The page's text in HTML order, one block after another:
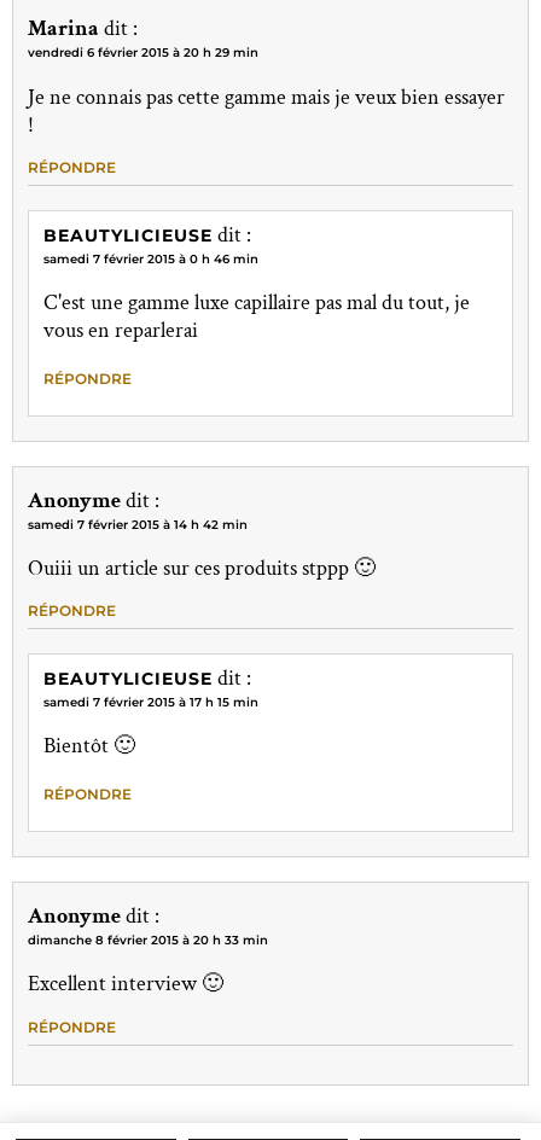
Marina dit :
vendredi 6 février 2015 à 20 h 29 min
Je ne connais pas cette gamme mais je veux bien essayer
!
RÉPONDRE
BEAUTYLICIEUSE dit :
samedi 7 février 2015 à 0 h 46 min
C'est une gamme luxe capillaire pas mal du tout, je
vous en reparlerai
RÉPONDRE
Anonymedit :
samedi 7 février 2015 à 14 h 42 min
Ouiii un article sur ces produits stppp 🙂
RÉPONDRE
BEAUTYLICIEUSE dit :
samedi 7 février 2015 à 17 h 15 min
Bientôt 🙂
RÉPONDRE
Anonymedit :
dimanche 8 février 2015 à 20 h 33 min
Excellent interview 🙂
RÉPONDRE